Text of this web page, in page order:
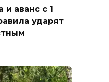
и аванс с 1
ударят